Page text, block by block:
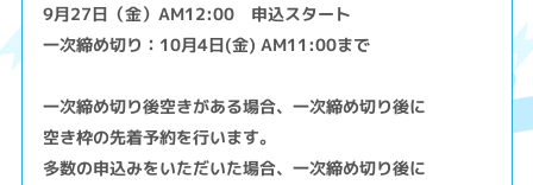
9月27日（金）AM12:00 申込スタート
一次締め切り：10月4日(金) AM11:00まで
一次締め切り後空きがある場合、一次締め切り後に
空き枠の先着予約を行います。
多数の申込みをいただいた場合、一次締め切り後に